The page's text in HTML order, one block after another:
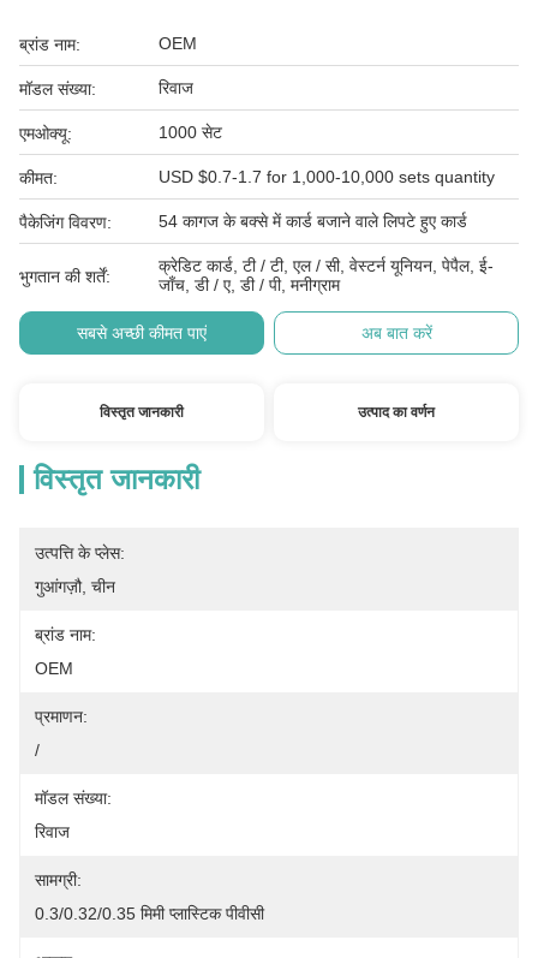
ब्रांड नाम: OEM
मॉडल संख्या: रिवाज
एमओक्यू: 1000 सेट
कीमत: USD $0.7-1.7 for 1,000-10,000 sets quantity
पैकेजिंग विवरण: 54 कागज के बक्से में कार्ड बजाने वाले लिपटे हुए कार्ड
भुगतान की शर्तें:
क्रेडिट कार्ड, टी / टी, एल / सी, वेस्टर्न यूनियन, पेपैल, ई-
जाँच, डी / ए, डी / पी, मनीग्राम
सबसे अच्छी कीमत पाएं अब बात करें
विस्तृत जानकारी उत्पाद का वर्णन
विस्तृत जानकारी
उत्पत्ति के प्लेस:
गुआंगज़ौ, चीन
ब्रांड नाम:
OEM
प्रमाणन:
/
मॉडल संख्या:
रिवाज
सामग्री:
0.3/0.32/0.35 मिमी प्लास्टिक पीवीसी